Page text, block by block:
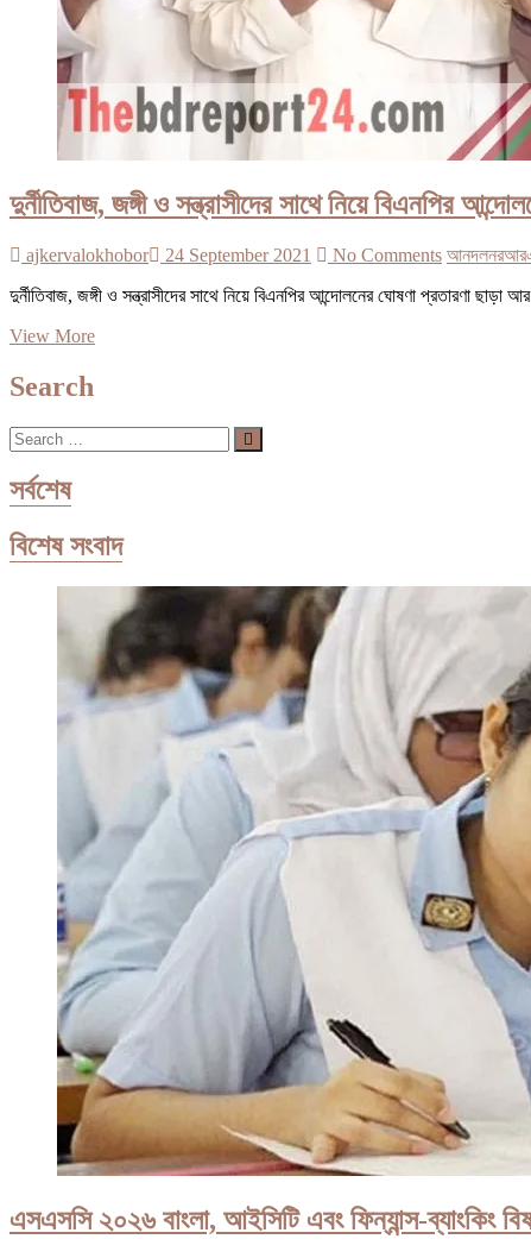
দুর্নীতিবাজ, জঙ্গী ও সন্ত্রাসীদের সাথে নিয়ে বিএনপির
ajkervalokhobor 24 September 2021 No Comments আনদলনরআর
দুর্নীতিবাজ, জঙ্গী ও সন্ত্রাসীদের সাথে নিয়ে বিএনপির আন্দোলনের ঘোষণা প্রতারণা
View Moreদুর্নীতিবাজ,
ছাড়া
কিছুই
না-
ইনু
এমপি
Search
Search
…
সর্বশেষ
বিশেষ সংবাদ
এসএসসি ২০২৬ বাংলা, আইসিটি এবং ফিন্যান্স-ব্যাংকিং